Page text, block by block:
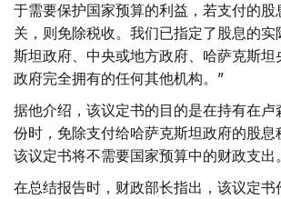
于需要保护国家预算的利益，若支付的
关，则免除税收。我们已指定了股息的
斯坦政府、中央或地方政府、哈萨克斯坦
政府完全拥有的任何其他机构。”
据他介绍，该议定书的目的是在持有在卢
份时，免除支付给哈萨克斯坦政府的股
该议定书将不需要国家预算中的财政支出。
在总结报告时，财政部长指出，该议定书